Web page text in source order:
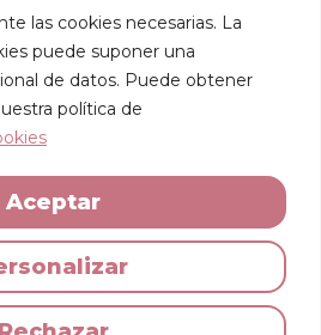
las cookies necesarias. La
puede suponer una
de datos. Puede obtener
política de
Aceptar